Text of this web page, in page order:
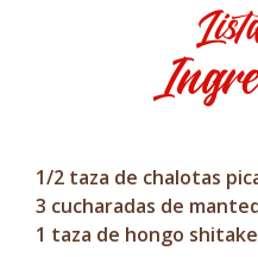
1/2 taza de chalotas
3 cucharadas de
1 taza de hongo